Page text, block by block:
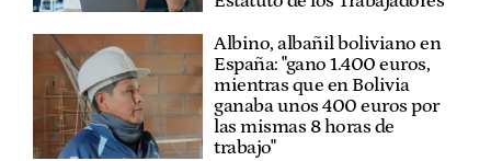
Albino, albañil boliviano en
España: "gano 1.400 euros,
mientras que en Bolivia
ganaba unos 400 euros por
las mismas 8 horas de
trabajo"